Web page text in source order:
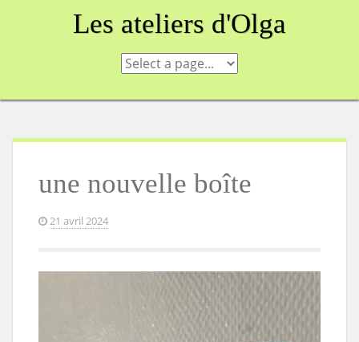
Les ateliers d'Olga
une nouvelle boîte
21 avril 2024